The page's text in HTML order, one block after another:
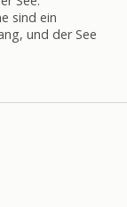
sind ein
und der See